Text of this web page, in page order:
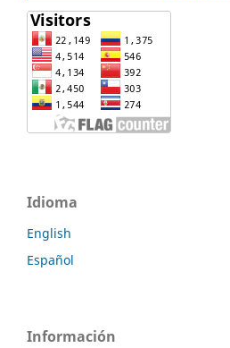
Idioma
English
Español
Información